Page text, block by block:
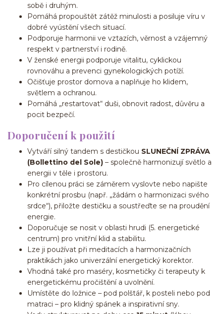
sobě i druhým.
Pomáhá propouštět zátěž minulosti a posiluje víru v
dobré vyústění všech situací.
Podporuje harmonii ve vztazích, věrnost a vzájemný
respekt v partnerství i rodině.
V ženské energii podporuje vitalitu, cyklickou
rovnováhu a prevenci gynekologických potíží.
Očišťuje prostor domova a naplňuje ho klidem,
světlem a ochranou.
Pomáhá „restartovat“ duši, obnovit radost, důvěru a
pocit bezpečí.
Doporučení k použití
Vytváří silný tandem s destičkou SLUNEČNÍ ZPRÁVA
(Bollettino del Sole) – společně harmonizují světlo a
energii v těle i prostoru.
Pro cílenou práci se záměrem vyslovte nebo napište
konkrétní prosbu (např. „žádám o harmonizaci svého
srdce“), přiložte destičku a soustřeďte se na proudění
energie.
Doporučuje se nosit v oblasti hrudi (5. energetické
centrum) pro vnitřní klid a stabilitu.
Lze ji používat při meditacích a harmonizačních
praktikách jako univerzální energetický korektor.
Vhodná také pro maséry, kosmetičky či terapeuty k
energetickému pročištění a uvolnění.
Umístěte do ložnice – pod polštář, k posteli nebo pod
matraci – pro klidný spánek a inspirativní sny.